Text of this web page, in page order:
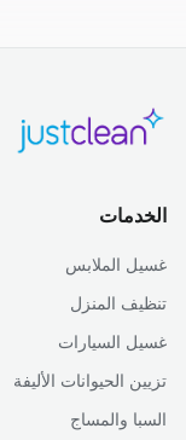
الخدمات
غسيل الملابس
تنظيف المنزل
غسيل السيارات
تزيين الحيوانات الأليفة
السبا والمساج